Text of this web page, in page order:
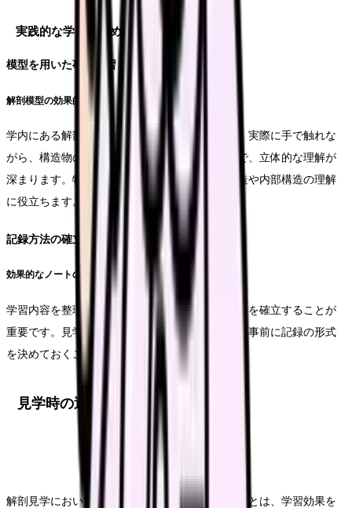
実践的な学習の進め方
模型を用いた事前学習
解剖模型の効果的な使用
学内にある解剖模型を積極的に活用しましょう。実際に手で触れな
がら、構造物の位置関係や形状を確認することで、立体的な理解が
深まります。特に、分解可能な模型では、層構造や内部構造の理解
に役立ちます。
記録方法の確立
効果的なノートの取り方
学習内容を整理するための独自のノートシステムを確立することが
重要です。見学時のスムーズな記録のためにも、事前に記録の形式
を決めておくことをお勧めします。
見学時の適切な態度とマナー
解剖見学において、適切な態度とマナーを示すことは、学習効果を